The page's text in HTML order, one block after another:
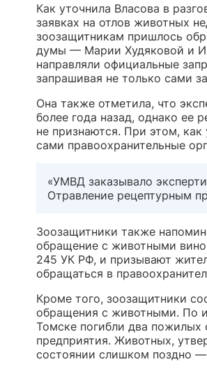
Как уточнила Власова в
заявках на отлов животных
зоозащитникам пришлось
думы — Марии Худяковой и
направляли официальные
запрашивая не только сами
Она также отметила, что
более года назад, однако ее
не признаются. При этом, как
сами правоохранительные
«УМВД заказывало
Отравление рецептурным
Зоозащитники также
обращение с животными
245 УК РФ, и призывают
обращаться в
Кроме того, зоозащитники
обращения с животными. По
Томске погибли два пожилых
предприятия. Животных,
состоянии слишком поздно —